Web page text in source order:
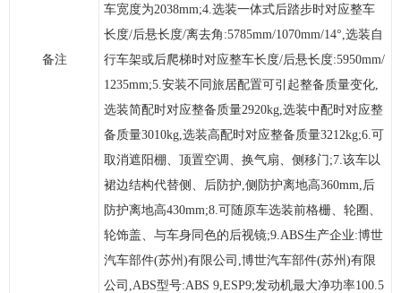
备注
车宽度为2038mm;4.选装一体式后踏步时对应整车
长度/后悬长度/离去角:5785mm/1070mm/14°,选装自
行车架或后爬梯时对应整车长度/后悬长度:5950mm/
1235mm;5.安装不同旅居配置可引起整备质量变化,
选装简配时对应整备质量2920kg,选装中配时对应整
备质量3010kg,选装高配时对应整备质量3212kg;6.可
取消遮阳棚、顶置空调、换气扇、侧移门;7.该车以
裙边结构代替侧、后防护,侧防护离地高360mm,后
防护离地高430mm;8.可随原车选装前格栅、轮圈、
轮饰盖、与车身同色的后视镜;9.ABS生产企业:博世
汽车部件(苏州)有限公司,博世汽车部件(苏州)有限
公司,ABS型号:ABS 9,ESP9;发动机最大净功率100.5